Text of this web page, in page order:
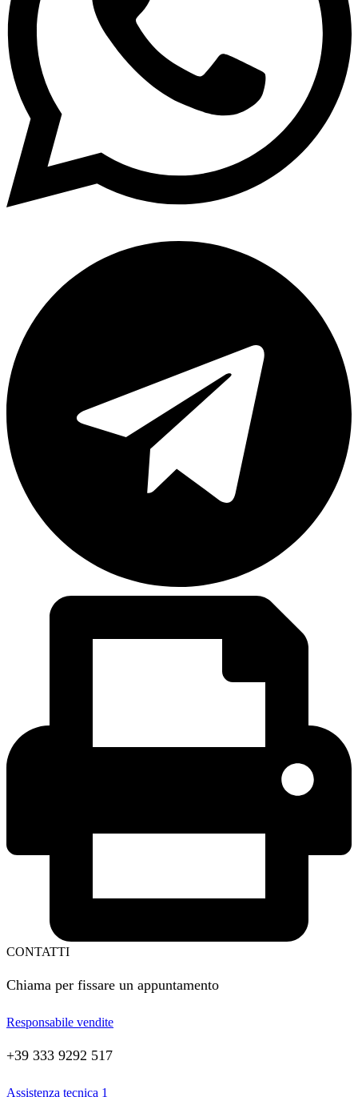
CONTATTI
Chiama per fissare un appuntamento
Responsabile vendite
+39 333 9292 517
Assistenza tecnica 1